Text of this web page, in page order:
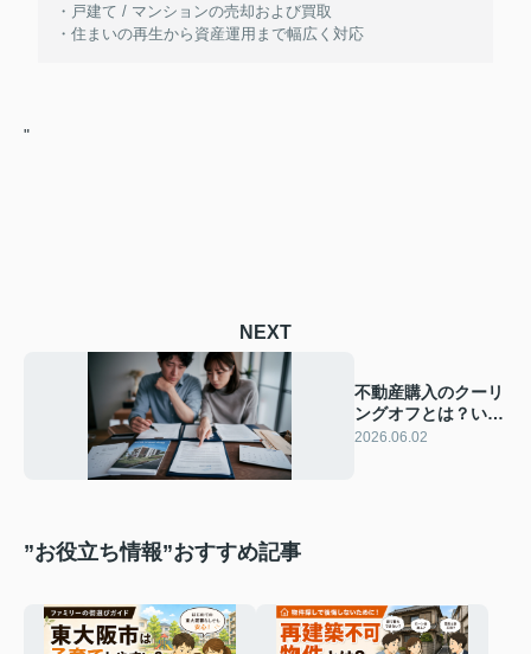
・戸建て / マンションの売却および買取
・住まいの再生から資産運用まで幅広く対応
"
NEXT
不動産購入のクーリ
ングオフとは？いつ
までに手続きが必要
2026.06.02
”お役立ち情報”おすすめ記事